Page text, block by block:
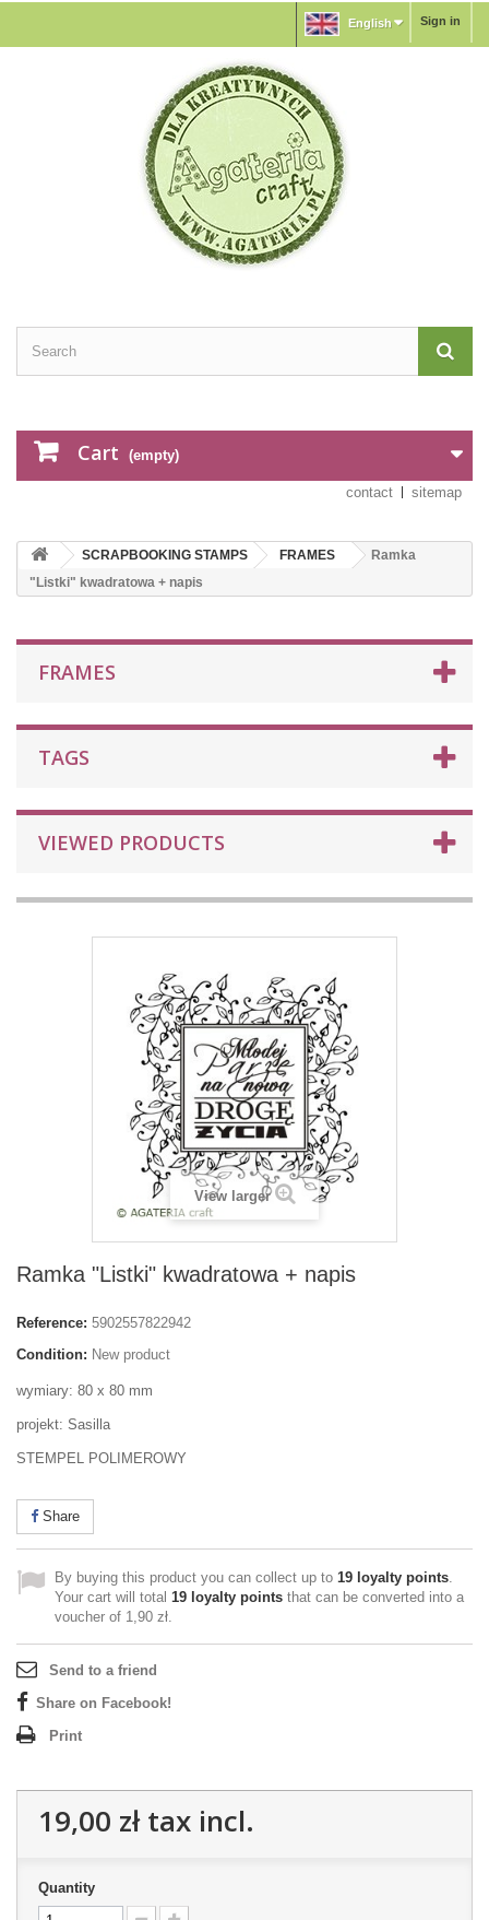
Sign in
English
Cart (empty)
contact sitemap
SCRAPBOOKING STAMPS FRAMES
Ramka
"Listki" kwadratowa + napis
FRAMES
TAGS
VIEWED PRODUCTS
View larger
Ramka "Listki" kwadratowa + napis
Reference: 5902557822942
Condition: New product
wymiary: 80 x 80 mm
projekt: Sasilla
STEMPEL POLIMEROWY
Share
By buying this product you can collect up to 19 loyalty points.
Your cart will total 19 loyalty points that can be converted into a
voucher of 1,90 zł.
Send to a friend
Share on Facebook!
Print
19,00 złtax incl.
Quantity